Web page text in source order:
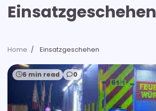
Einsatzgeschehen
Home Einsatzgeschehen
6 min read 0